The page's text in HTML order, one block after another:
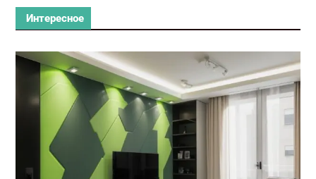
Интересное